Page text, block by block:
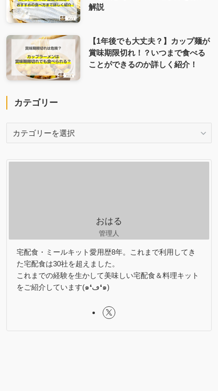
解説
【1年後でも大丈夫？】カップ麺が
賞味期限切れ！？いつまで食べる
ことができるのか詳しく紹介！
カテゴリー
リ
おはる
管理人
宅配食・ミールキット愛用歴8年。これまで利用してき
た宅配食は30社を超えました。
これまでの経験を生かして美味しい宅配食＆料理キット
をご紹介しています(๑❛ڡ❛๑)